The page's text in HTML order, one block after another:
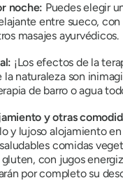
noche: Puedes elegir
entre sueco, con
masajes ayurvédicos.
¡Los efectos de la
naturaleza son
de barro o agua
y otras
y lujoso alojamiento
comidas
gluten, con jugos
por completo su